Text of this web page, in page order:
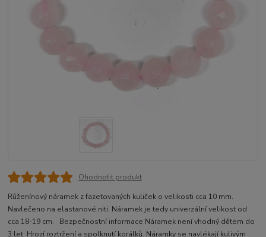
Ohodnotit produkt
Růženínový náramek z fazetovaných kuliček o velikosti cca 10 mm.
Navlečeno na elastanové niti. Náramek je tedy univerzální velikost od
cca 18-19 cm. Bezpečnostní informace Náramek není vhodný dětem do
3 let. Hrozí roztržení a spolknutí korálků. Náramky se navlékají kulivým